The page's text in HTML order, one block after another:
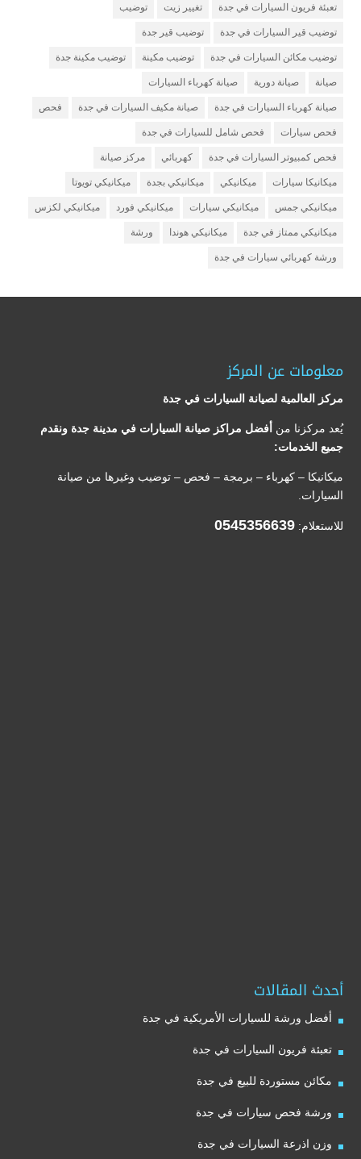
تعبئة فريون السيارات في جدة تغيير زيت توضيب
توضيب قير السيارات في جدة توضيب قير جدة
توضيب مكائن السيارات في جدة توضيب مكينة توضيب مكينة جدة
صيانة صيانة دورية صيانة كهرباء السيارات
صيانة كهرباء السيارات في جدة صيانة مكيف السيارات في جدة فحص
فحص سيارات فحص شامل للسيارات في جدة
فحص كمبيوتر السيارات في جدة كهربائي مركز صيانة
ميكانيكا سيارات ميكانيكي ميكانيكي بجدة ميكانيكي تويوتا
ميكانيكي جمس ميكانيكي سيارات ميكانيكي فورد ميكانيكي لكزس
ميكانيكي ممتاز في جدة ميكانيكي هوندا ورشة
ورشة كهربائي سيارات في جدة
معلومات عن المركز
مركز العالمية لصيانة السيارات في جدة
يُعد مركزنا من أفضل مراكز صيانة السيارات في مدينة جدة ونقدم
جميع الخدمات:
ميكانيكا – كهرباء – برمجة – فحص – توضيب وغيرها من صيانة
السيارات.
للاستعلام: 0545356639
أحدث المقالات
أفضل ورشة للسيارات الأمريكية في جدة
تعبئة فريون السيارات في جدة
مكائن مستوردة للبيع في جدة
ورشة فحص سيارات في جدة
وزن اذرعة السيارات في جدة